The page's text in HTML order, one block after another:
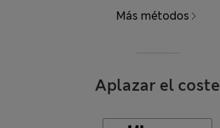
Más métodos
Aplazar el coste